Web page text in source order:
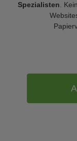
Spezialisten .